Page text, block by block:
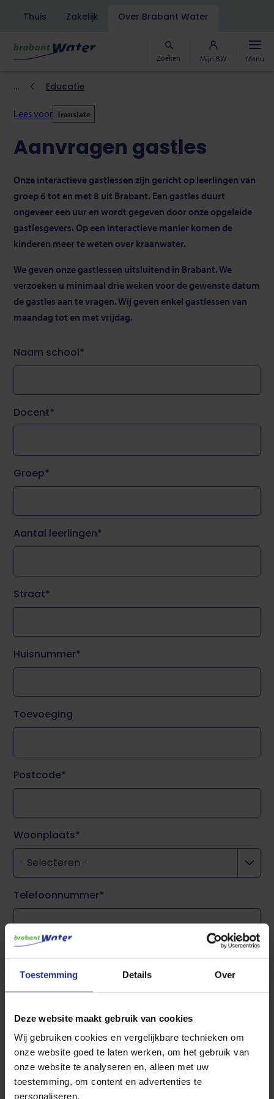
Toestemming Details Over
Deze website maakt gebruik van cookies
Wij gebruiken cookies en vergelijkbare technieken om
onze website goed te laten werken, om het gebruik van
onze website te analyseren en, alleen met uw
toestemming, om content en advertenties te
personaliseren.
Overslaan
naar
de
gaan
Thuis Zakelijk Over Brabant Water
Zoeken Mijn BW Menu
Kruimelpad
Educatie
Lees voor Translate
Aanvragen gastles
Onze interactieve gastlessen zijn gericht op leerlingen van
groep 6 tot en met 8 uit Brabant. Een gastles duurt
ongeveer een uur en wordt gegeven door onze opgeleide
gastlesgevers. Op een interactieve manier komen de
kinderen meer te weten over kraanwater.
We geven onze gastlessen uitsluitend in Brabant. We
verzoeken u minimaal drie weken voor de gewenste datum
de gastles aan te vragen. Wij geven enkel gastlessen van
maandag tot en met vrijdag.
Naam school
Docent
Groep
Aantal leerlingen
Straat
Huisnummer
Toevoeging
Postcode
Woonplaats
Telefoonnummer
E-mailadres
Voorkeursdatum
Voorkeursdatum:
Date
Opmerkingen